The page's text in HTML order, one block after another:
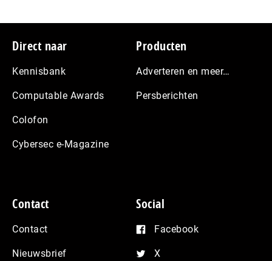
Footer
Direct naar
Kennisbank
Computable Awards
Colofon
Cybersec e-Magazine
Producten
Adverteren en meer…
Persberichten
Contact
Contact
Nieuwsbrief
Social
Facebook
X